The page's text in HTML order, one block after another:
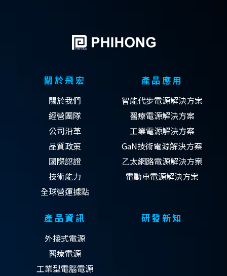
關於飛宏
關於我們
經營團隊
公司沿革
品質政策
國際認證
技術能力
全球營運據點
產品應用
智能代步電源解決方案
醫療電源解決方案
工業電源解決方案
GaN技術電源解決方案
乙太網路電源解決方案
電動車電源解決方案
產品資訊
外接式電源
醫療電源
工業型電腦電源
研發新知